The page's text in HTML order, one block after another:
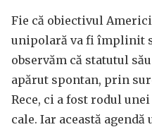
Fie că obiectivul
unipolară va fi împlinit
observăm că statutul
apărut spontan, prin
Rece, ci a fost rodul
cale. Iar această